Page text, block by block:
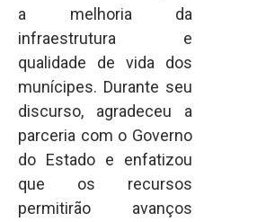
a melhoria da
infraestrutura e
qualidade de vida dos
munícipes. Durante seu
discurso, agradeceu a
parceria com o Governo
do Estado e enfatizou
que os recursos
permitirão avanços